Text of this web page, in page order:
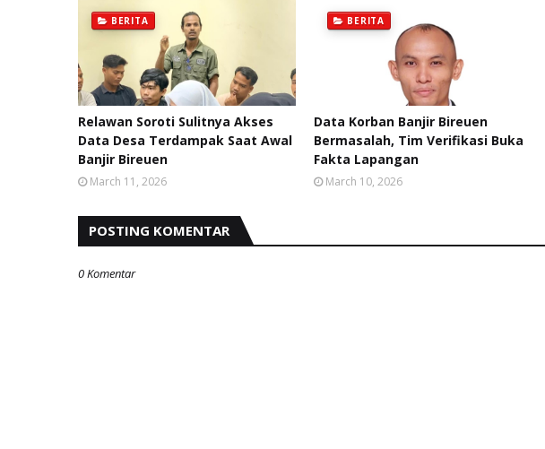
BERITA
Relawan Soroti Sulitnya Akses
Data Desa Terdampak Saat Awal
Banjir Bireuen
March 11, 2026
BERITA
Data Korban Banjir Bireuen
Bermasalah, Tim Verifikasi Buka
Fakta Lapangan
March 10, 2026
POSTING KOMENTAR
0 Komentar